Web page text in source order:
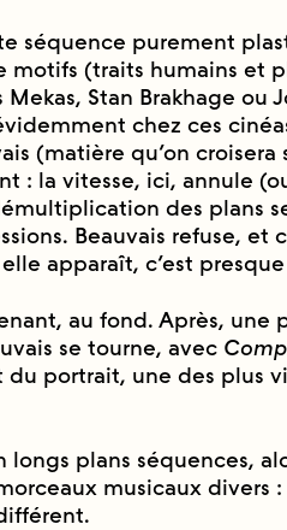
séquence purement
motifs (traits humains et
Mekas, Stan Brakhage
chez ces
(matière qu’on croisera
: la vitesse, ici, annule
des plans
Beauvais refuse, et
apparaît, c’est
au fond. Après, une
se tourne, avec
du portrait, une des plus
longs plans séquences,
musicaux divers